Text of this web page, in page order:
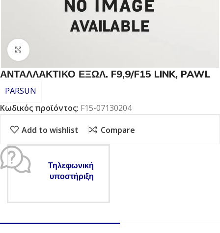
Click to enlarge
ΑΝΤΑΛΛΑΚΤΙΚΟ ΕΞΩΛ. F9,9/F15 LINK, PAWL
PARSUN
Κωδικός προϊόντος: F15-07130204
Add to wishlist Compare
Τηλεφωνική
υποστήριξη